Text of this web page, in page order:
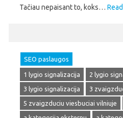
Tačiau nepaisant to, koks…
SEO paslaugos
1 lygio signalizacija
2 lygio
3 lygio signalizacija
3
5 zvaigzduciu viesbuciai vilniuje